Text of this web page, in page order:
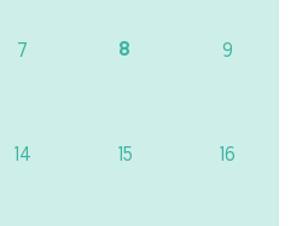
7 8 9
14 15 16